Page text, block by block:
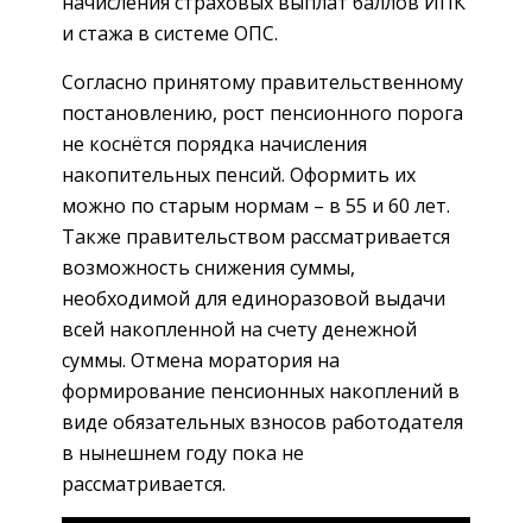
и стажа в системе ОПС.
Согласно принятому правительственному
постановлению, рост пенсионного порога
не коснётся порядка начисления
накопительных пенсий. Оформить их
можно по старым нормам – в 55 и 60 лет.
Также правительством рассматривается
возможность снижения суммы,
необходимой для единоразовой выдачи
всей накопленной на счету денежной
суммы. Отмена моратория на
формирование пенсионных накоплений в
виде обязательных взносов работодателя
в нынешнем году пока не
рассматривается.